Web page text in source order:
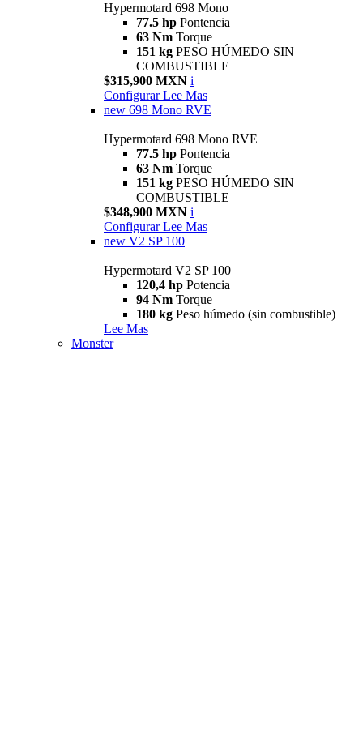
Hypermotard 698 Mono
77.5 hp Pontencia
63 Nm Torque
151 kg PESO HÚMEDO SIN
COMBUSTIBLE
$315,900 MXN i
Configurar Lee Mas
new 698 Mono RVE
Hypermotard 698 Mono RVE
77.5 hp Pontencia
63 Nm Torque
151 kg PESO HÚMEDO SIN
COMBUSTIBLE
$348,900 MXN i
Configurar Lee Mas
new V2 SP 100
Hypermotard V2 SP 100
120,4 hp Potencia
94 Nm Torque
180 kg Peso húmedo (sin combustible)
Lee Mas
Monster